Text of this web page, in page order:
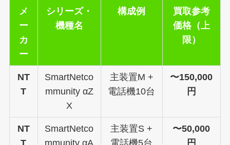
メ
ー
カ
ー
シリーズ・
機種名
構成例
買取参考
価格（上
限）
NT
T
SmartNetco
mmunity αZ
X
主装置M +
電話機10台
〜150,000
円
NT
T
SmartNetco
mmunity αA
主装置S +
電話機5台
〜50,000
円